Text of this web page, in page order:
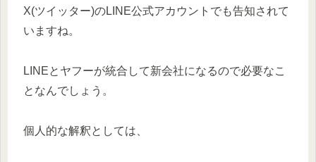
X(ツイッター)のLINE公式アカウントでも告知されて
いますね。
LINEとヤフーが統合して新会社になるので必要なこ
となんでしょう。
個人的な解釈としては、